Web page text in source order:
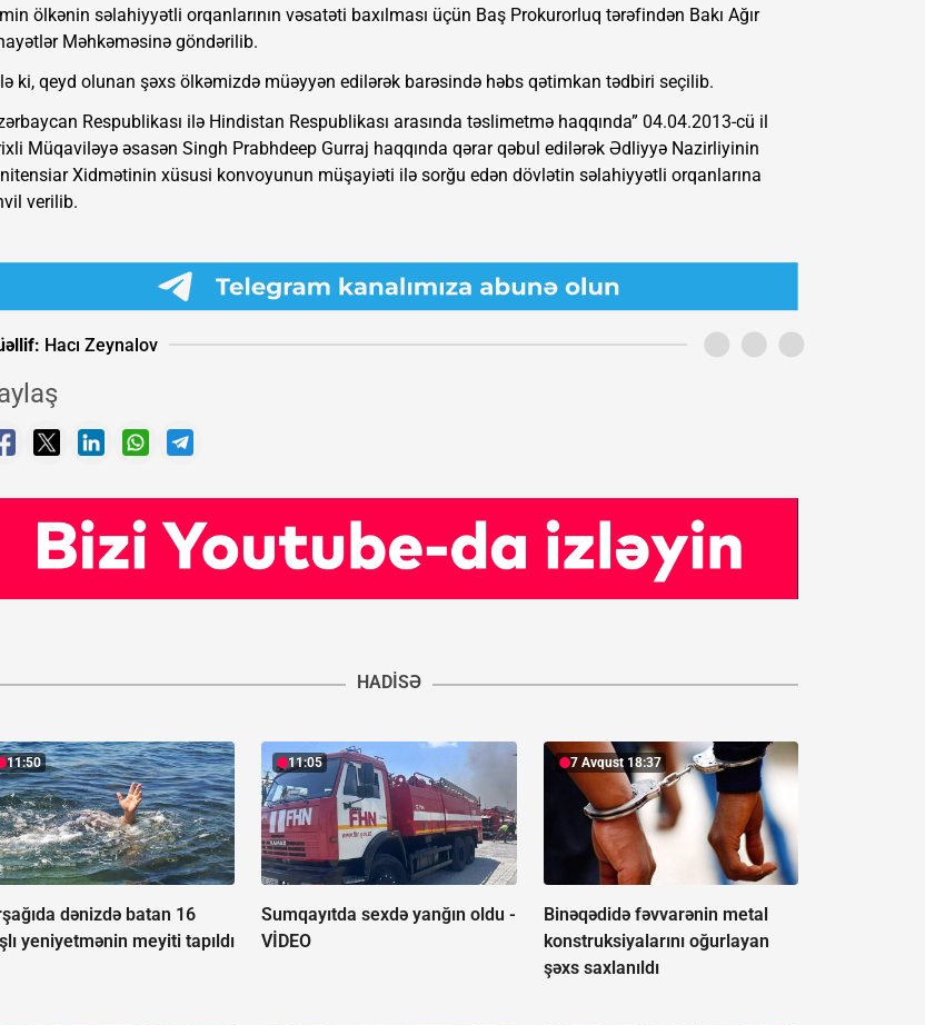
ölkənin səlahiyyətli orqanlarının vəsatəti baxılması üçün Baş Prokurorluq tərəfindən Bakı Ağır
Məhkəməsinə göndərilib.
ki, qeyd olunan şəxs ölkəmizdə müəyyən edilərək barəsində həbs qətimkan tədbiri seçilib.
Respublikası ilə Hindistan Respublikası arasında təslimetmə haqqında” 04.04.2013-cü il
Müqaviləyə əsasən Singh Prabhdeep Gurraj haqqında qərar qəbul edilərək Ədliyyə Nazirliyinin
Xidmətinin xüsusi konvoyunun müşayiəti ilə sorğu edən dövlətin səlahiyyətli orqanlarına
verilib.
Hacı Zeynalov
HADISƏ
11:50
dənizdə batan 16
yeniyetmənin meyiti tapıldı
11:05
Sumqayıtda sexdə yanğın oldu -
VİDEO
7 Avqust 18:37
Binəqədidə fəvvarənin metal
konstruksiyalarını oğurlayan
şəxs saxlanıldı